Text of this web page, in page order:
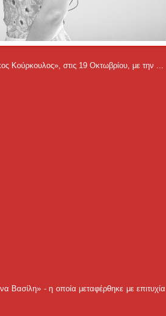
Κούρκουλος», στις 19 Οκτωβρίου, με την ...
Βασίλη» - η οποία μεταφέρθηκε με επιτυχία